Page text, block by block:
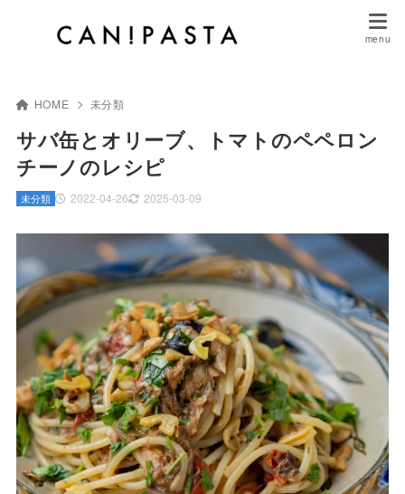
HOME 未分類
サバ缶とオリーブ、トマトのペペロン
チーノのレシピ
2022-04-26 2025-03-09
未分類